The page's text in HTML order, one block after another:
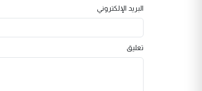
البريد الإلكتروني
تعليق